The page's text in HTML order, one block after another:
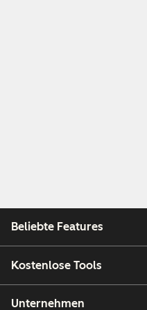
Beliebte Features
Kostenlose Tools
Unternehmen